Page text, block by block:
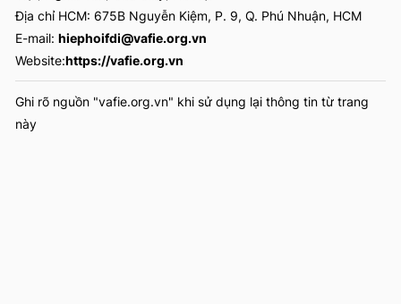
Địa chỉ HCM: 675B Nguyễn Kiệm, P. 9, Q. Phú Nhuận, HCM
E-mail: hiephoifdi@vafie.org.vn
Website:https://vafie.org.vn
Ghi rõ nguồn "vafie.org.vn" khi sử dụng lại thông tin từ trang
này